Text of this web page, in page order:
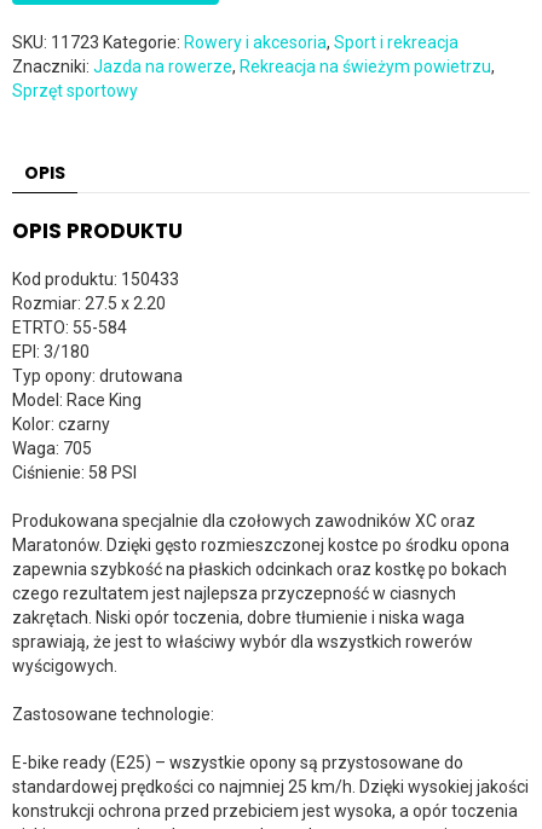
SKU: 11723 Kategorie: Rowery i akcesoria, Sport i rekreacja
Znaczniki: Jazda na rowerze, Rekreacja na świeżym powietrzu,
Sprzęt sportowy
OPIS
OPIS PRODUKTU
Kod produktu: 150433
Rozmiar: 27.5 x 2.20
ETRTO: 55-584
EPI: 3/180
Typ opony: drutowana
Model: Race King
Kolor: czarny
Waga: 705
Ciśnienie: 58 PSI
Produkowana specjalnie dla czołowych zawodników XC oraz
Maratonów. Dzięki gęsto rozmieszczonej kostce po środku opona
zapewnia szybkość na płaskich odcinkach oraz kostkę po bokach
czego rezultatem jest najlepsza przyczepność w ciasnych
zakrętach. Niski opór toczenia, dobre tłumienie i niska waga
sprawiają, że jest to właściwy wybór dla wszystkich rowerów
wyścigowych.
Zastosowane technologie:
E-bike ready (E25) – wszystkie opony są przystosowane do
standardowej prędkości co najmniej 25 km/h. Dzięki wysokiej jakości
konstrukcji ochrona przed przebiciem jest wysoka, a opór toczenia